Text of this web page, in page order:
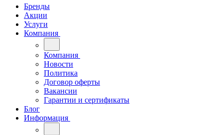
Бренды
Акции
Услуги
Компания
Компания
Новости
Политика
Договор оферты
Вакансии
Гарантии и сертификаты
Блог
Информация